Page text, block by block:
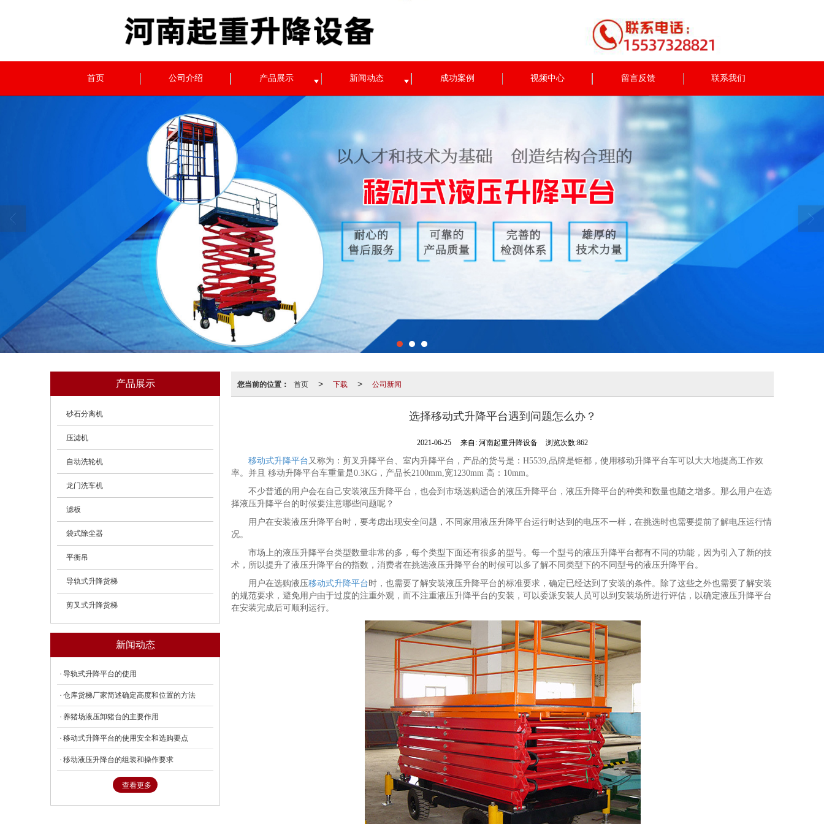
首页 公司介绍 产品展示 新闻动态 成功案例 视频中心 留言反馈 联系我们
您当前的位置： 首页 > 下载 > 公司新闻
选择移动式升降平台遇到问题怎么办？
2021-06-25 来自: 河南起重升降设备 浏览次数:862
移动式升降平台 又称为：剪叉升降平台、室内升降平台，产品的货号是：H5539,品牌是钜都，使用移动升降平台车可以大大地提高工作效
率。并且 移动升降平台车重量是0.3KG，产品长2100mm,宽1230mm 高：10mm。
不少普通的用户会在自己安装液压升降平台，也会到市场选购适合的液压升降平台，液压升降平台的种类和数量也随之增多。那么用户在选
择液压升降平台的时候要注意哪些问题呢？
用户在安装液压升降平台时，要考虑出现安全问题，不同家用液压升降平台运行时达到的电压不一样，在挑选时也需要提前了解电压运行情
况。
市场上的液压升降平台类型数量非常的多，每个类型下面还有很多的型号。每一个型号的液压升降平台都有不同的功能，因为引入了新的技
术，所以提升了液压升降平台的指数，消费者在挑选液压升降平台的时候可以多了解不同类型下的不同型号的液压升降平台。
用户在选购液压移动式升降平台时，也需要了解安装液压升降平台的标准要求，确定已经达到了安装的条件。除了这些之外也需要了解安装
的规范要求，避免用户由于过度的注重外观，而不注重液压升降平台的安装，可以委派安装人员可以到安装场所进行评估，以确定液压升降平台
在安装完成后可顺利运行。
产品展示
砂石分离机
压滤机
自动洗轮机
龙门洗车机
滤板
袋式除尘器
平衡吊
导轨式升降货梯
剪叉式升降货梯
新闻动态
导轨式升降平台的使用
仓库货梯厂家简述确定高度和位置的方法
养猪场液压卸猪台的主要作用
移动式升降平台的使用安全和选购要点
移动液压升降台的组装和操作要求
查看更多